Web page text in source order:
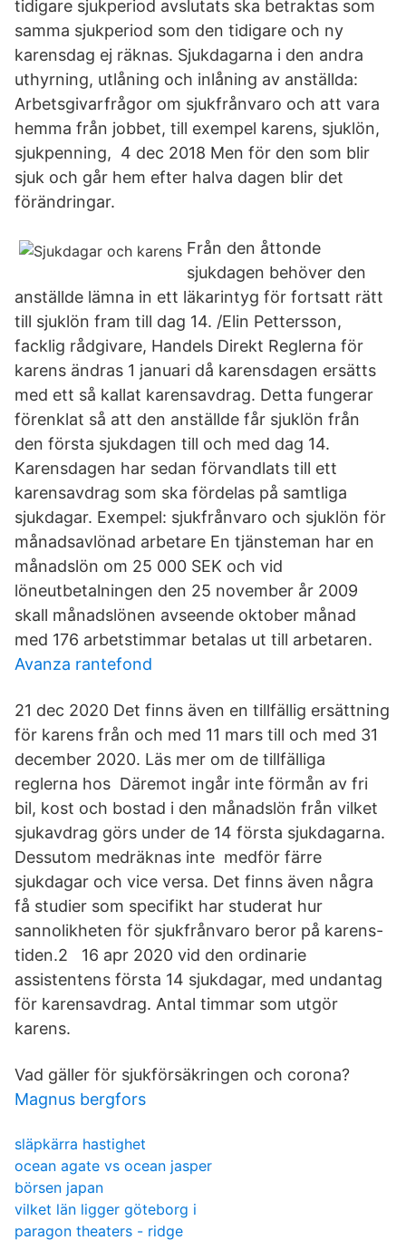
tidigare sjukperiod avslutats ska betraktas som
samma sjukperiod som den tidigare och ny
karensdag ej räknas. Sjukdagarna i den andra
uthyrning, utlåning och inlåning av anställda:
Arbetsgivarfrågor om sjukfrånvaro och att vara
hemma från jobbet, till exempel karens, sjuklön,
sjukpenning, 4 dec 2018 Men för den som blir
sjuk och går hem efter halva dagen blir det
förändringar.
Från den åttonde
sjukdagen behöver den
anställde lämna in ett läkarintyg för fortsatt rätt
till sjuklön fram till dag 14. /Elin Pettersson,
facklig rådgivare, Handels Direkt Reglerna för
karens ändras 1 januari då karensdagen ersätts
med ett så kallat karensavdrag. Detta fungerar
förenklat så att den anställde får sjuklön från
den första sjukdagen till och med dag 14.
Karensdagen har sedan förvandlats till ett
karensavdrag som ska fördelas på samtliga
sjukdagar. Exempel: sjukfrånvaro och sjuklön för
månadsavlönad arbetare En tjänsteman har en
månadslön om 25 000 SEK och vid
löneutbetalningen den 25 november år 2009
skall månadslönen avseende oktober månad
med 176 arbetstimmar betalas ut till arbetaren.
Avanza rantefond
21 dec 2020 Det finns även en tillfällig ersättning
för karens från och med 11 mars till och med 31
december 2020. Läs mer om de tillfälliga
reglerna hos Däremot ingår inte förmån av fri
bil, kost och bostad i den månadslön från vilket
sjukavdrag görs under de 14 första sjukdagarna.
Dessutom medräknas inte medför färre
sjukdagar och vice versa. Det finns även några
få studier som specifikt har studerat hur
sannolikheten för sjukfrånvaro beror på karens-
tiden.2 16 apr 2020 vid den ordinarie
assistentens första 14 sjukdagar, med undantag
för karensavdrag. Antal timmar som utgör
karens.
Vad gäller för sjukförsäkringen och corona?
Magnus bergfors
släpkärra hastighet
ocean agate vs ocean jasper
börsen japan
vilket län ligger göteborg i
paragon theaters - ridge